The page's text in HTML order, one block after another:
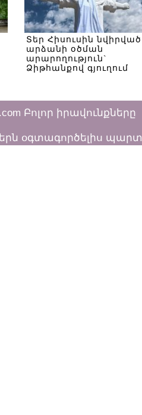
Տեր Հիսուսին նվիրված
արձանի օծման
արարողություն`
Ձիթհանքով գյուղում
Բոլոր իրավունքները
օգտագործելիս